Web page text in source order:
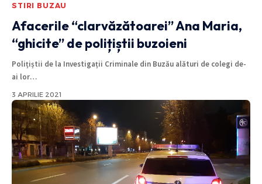
STIRI BUZAU
Afacerile “clarvăzătoarei” Ana Maria,
“ghicite” de polițiștii buzoieni
Polițiștii de la Investigații Criminale din Buzău alături de colegi de-
ai lor…
3 APRILIE 2021